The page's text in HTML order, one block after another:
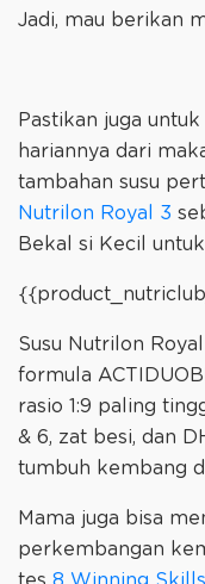
Jadi, mau berikan
Pastikan juga
hariannya dari
tambahan susu
Nutrilon Royal 3
Bekal si Kecil
Susu Nutrilon
formula
rasio 1:9 paling
& 6, zat besi, dan
tumbuh kembang
Mama juga bisa
perkembangan